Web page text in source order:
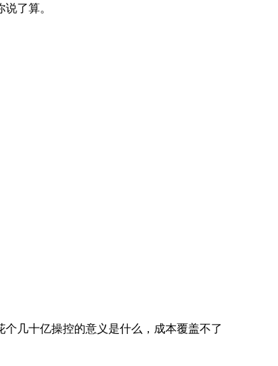
了算。
几十亿操控的意义是什么，成本覆盖不了